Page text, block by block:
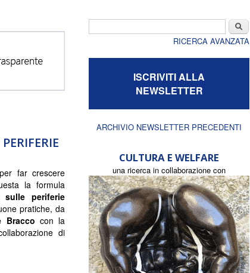
far crescere
la formula
sulle periferie
pratiche, da
Bracco con la
di
Cerca
RICERCA AVANZATA
ISCRIVITI ALLA
NEWSLETTER
ARCHIVIO NEWSLETTER PRECEDENTI
CULTURA E WELFARE
una ricerca in collaborazione con